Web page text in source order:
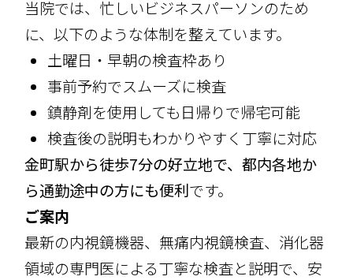
当院では、忙しいビジネスパーソンのため
に、以下のような体制を整えています。
土曜日・早朝の検査枠あり
事前予約でスムーズに検査
鎮静剤を使用しても日帰りで帰宅可能
検査後の説明もわかりやすく丁寧に対応
金町駅から徒歩7分の好立地で、都内各地か
ら通勤途中の方にも便利です。
ご案内
最新の内視鏡機器、無痛内視鏡検査、消化器
領域の専門医による丁寧な検査と説明で、安